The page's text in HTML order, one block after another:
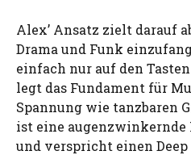
Alex’ Ansatz zielt darauf
Drama und Funk
einfach nur auf den
legt das Fundament für
Spannung wie tanzbaren
ist eine augenzwinkernde
und verspricht einen Deep